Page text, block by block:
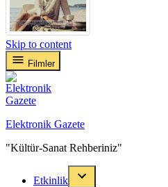
Skip to content
Filmler
Elektronik Gazete
"Kültür-Sanat Rehberiniz"
Etkinlik